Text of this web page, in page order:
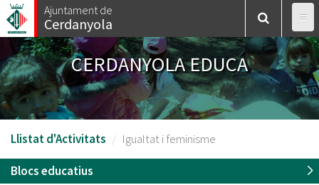
Vés
al
contingut
Ajuntament de
Cerdanyola
CERDANYOLA EDUCA
Llistat d'Activitats Igualtat i feminisme
Blocs educatius